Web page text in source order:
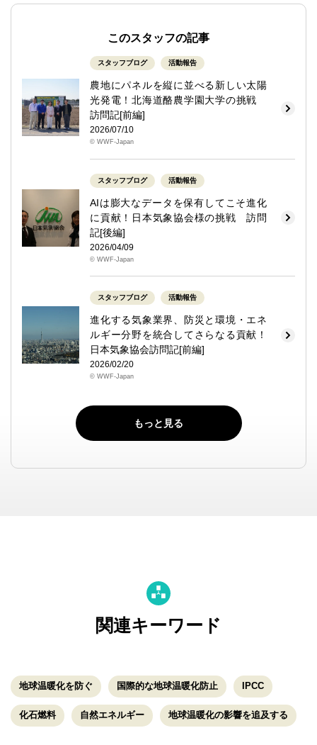
このスタッフの記事
スタッフブログ 活動報告
農地にパネルを縦に並べる新しい太陽
光発電！北海道酪農学園大学の挑戦
訪問記[前編]
2026/07/10
© WWF-Japan
スタッフブログ 活動報告
AIは膨大なデータを保有してこそ進化
に貢献！日本気象協会様の挑戦 訪問
記[後編]
2026/04/09
© WWF-Japan
スタッフブログ 活動報告
進化する気象業界、防災と環境・エネ
ルギー分野を統合してさらなる貢献！
日本気象協会訪問記[前編]
2026/02/20
© WWF-Japan
もっと見る
関連キーワード
地球温暖化を防ぐ 国際的な地球温暖化防止 IPCC
化石燃料 自然エネルギー 地球温暖化の影響を追及する